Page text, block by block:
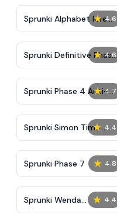
★ 4.6
Sprunki Alphabet lore
Arabic Phase 3
★ 4.6
Sprunki Definitive Phase
9 New
★ 4.7
Sprunki Phase 4 Anti-
Shifted
★ 4.4
Sprunki Simon Time
Phase 2
★ 4.8
Sprunki Phase 7
★ 4.4
Sprunki Wenda
Treatment Phase 40